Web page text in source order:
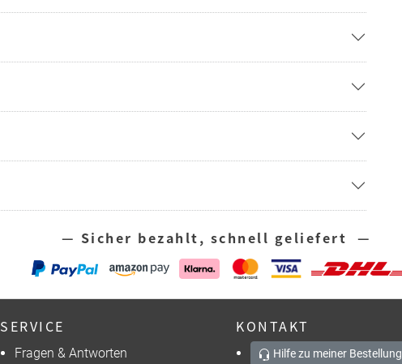
— Sicher bezahlt, schnell geliefert —
SERVICE
Fragen & Antworten
KONTAKT
Hilfe zu meiner Bestellung